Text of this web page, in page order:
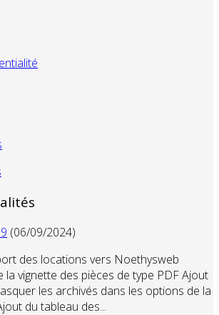
(06/09/2024)
des locations vers Noethysweb
la vignette des pièces de type PDF Ajout
les archivés dans les options de la
du tableau des...